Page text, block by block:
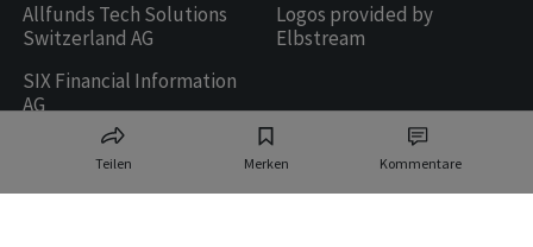
Teilen Merken Kommentare
Allfunds Tech Solutions
Switzerland AG
SIX Financial Information
AG
Logos provided by
Elbstream
Ringier AG | Ringier Medien Schweiz